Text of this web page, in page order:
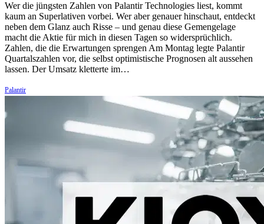
Wer die jüngsten Zahlen von Palantir Technologies liest, kommt
kaum an Superlativen vorbei. Wer aber genauer hinschaut, entdeckt
neben dem Glanz auch Risse – und genau diese Gemengelage
macht die Aktie für mich in diesen Tagen so widersprüchlich.
Zahlen, die die Erwartungen sprengen Am Montag legte Palantir
Quartalszahlen vor, die selbst optimistische Prognosen alt aussehen
lassen. Der Umsatz kletterte im…
Palantir